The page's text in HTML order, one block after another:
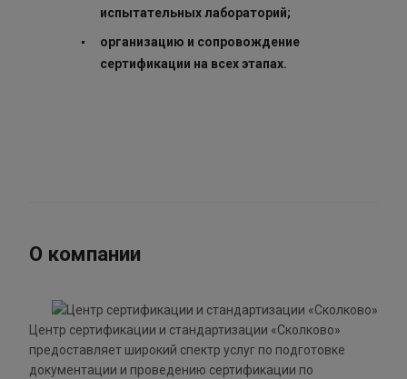
испытательных лабораторий;
организацию и сопровождение
сертификации на всех этапах.
О компании
Центр сертификации и стандартизации «Сколково»
предоставляет широкий спектр услуг по подготовке
документации и проведению сертификации по